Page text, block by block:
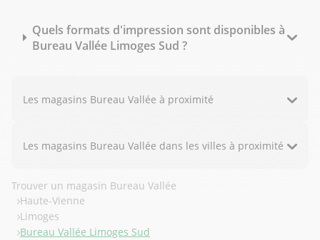
Quels formats d'impression sont disponibles à
Bureau Vallée Limoges Sud ?
Les magasins Bureau Vallée à proximité
Les magasins Bureau Vallée dans les villes à proximité
Trouver un magasin Bureau Vallée
Haute-Vienne
Limoges
Bureau Vallée Limoges Sud